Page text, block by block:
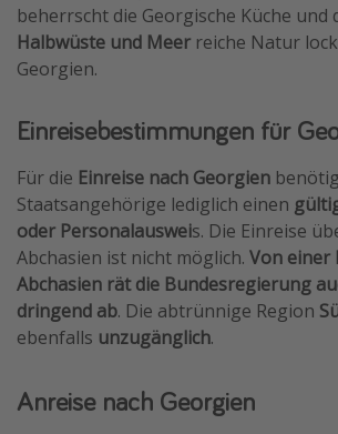
Travel Know How
Silvesterreisen
Last Minute Urlaub Deutschland
beherrscht die Georgische Küche und
Halbwüste und Meer reiche Natur
Georgien.
Einreisebestimmungen für
Für die Einreise nach Georgien
Staatsangehörige lediglich einen
oder Personalausweis. Die Einreise
Abchasien ist nicht möglich. Von einer
Abchasien rät die Bundesregierung
dringend ab. Die abtrünnige Region
ebenfalls unzugänglich.
Anreise nach Georgien